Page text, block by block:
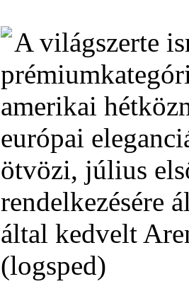
A világszerte
amerikai
európai
ötvözi, július
rendelkezésére
által kedvelt
(logsped)